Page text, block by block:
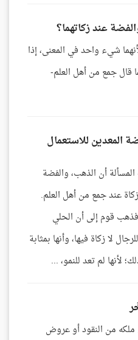
عند زكاتهما؟
شيء واحد في المعنى، إذا
جمع من أهل العلم-
المعدين للاستعمال
أن الذهب، والفضة
عند جمع من أهل العلم.
قوم إلى أن الحلي
لا زكاة فيها، وأنها بمثابة
لأنها لم تعد للنمو، ...
من النقود أو عروض